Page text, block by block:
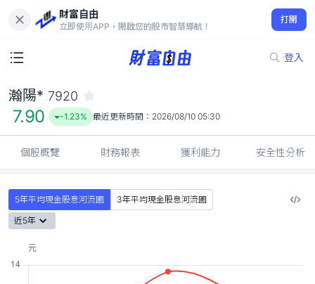
財富自由
立即使用APP，開啟您的股市智慧導航！
打開
登入
7.90
-1.23%
瀚陽* 7920
7.90 -1.23% 最近更新時間： 2026/08/10 05:30
個股概覽 財務報表 獲利能力 安全性分析
5年平均現金股息河流圖
3年平均現金股息河流圖
近5年